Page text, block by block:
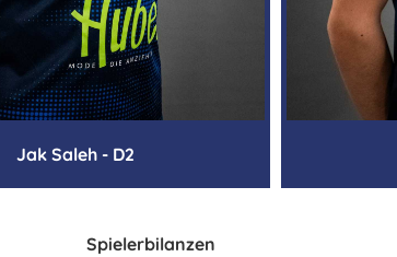
Jak Saleh - D2
Spielerbilanzen